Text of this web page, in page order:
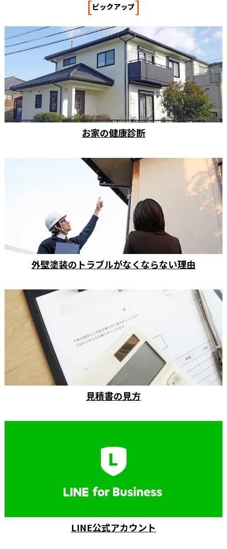
[ピックアップ]
お家の健康診断
外壁塗装のトラブルがなくならない理由
見積書の見方
LINE公式アカウント